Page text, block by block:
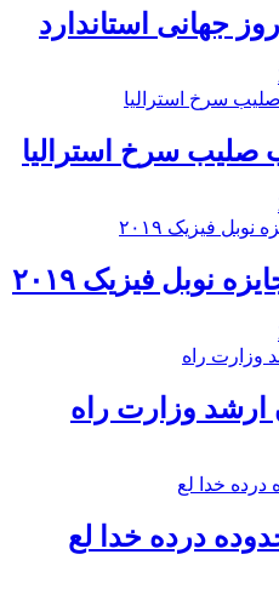
صلیب سرخ استرالیا
نوبل فیزیک ۲۰۱۹
ارشد وزارت راه
درده خدا لع